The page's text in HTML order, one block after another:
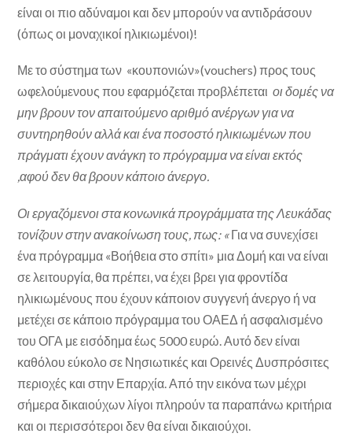
είναι οι πιο αδύναμοι και δεν μπορούν να αντιδράσουν
(όπως οι μοναχικοί ηλικιωμένοι)!
Με το σύστημα των «κουπονιών»(vouchers) προς τους
ωφελούµενους που εφαρμόζεται προβλέπεταιοι δομές να
μην βρουν τον απαιτούμενο αριθμό ανέργων για να
συντηρηθούν αλλά και ένα ποσοστό ηλικιωμένων που
πράγματι έχουν ανάγκη το πρόγραμμα να είναι εκτός
,αφού δεν θα βρουν κάποιο άνεργο.
Οι εργαζόμενοι στα κονωνικά προγράμματα της Λευκάδας
τονίζουν στην ανακοίνωση τους, πως: «Για να συνεχίσει
ένα πρόγραμμα «Βοήθεια στο σπίτι» μια Δομή και να είναι
σε λειτουργία, θα πρέπει, να έχει βρει για φροντίδα
ηλικιωμένους που έχουν κάποιον συγγενή άνεργο ή να
μετέχει σε κάποιο πρόγραμμα του ΟΑΕΔ ή ασφαλισμένο
του ΟΓΑ με εισόδημα έως 5000 ευρώ. Αυτό δεν είναι
καθόλου εύκολο σε Νησιωτικές και Ορεινές Δυσπρόσιτες
περιοχές και στην Επαρχία. Από την εικόνα των μέχρι
σήμερα δικαιούχων λίγοι πληρούν τα παραπάνω κριτήρια
και οι περισσότεροι δεν θα είναι δικαιούχοι.